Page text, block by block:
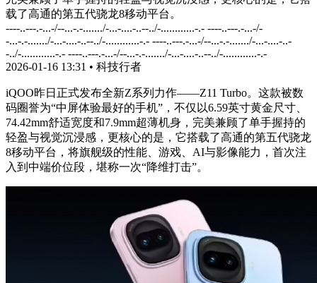
载了高通的第五代骁龙8移动平台。
----..---.-...-/--...-.-......./-...-....-..--../-............-.- ----..---.-...-/-
-...-.-......./-...-....-..--../-............-.- ----..---.-...-/--...-.-......./-...-....-..-
-../-............-.- ----..---.-...-/--...-.-......./-...-....-..--../-............-.-
2026-01-16 13:31 • 科技行者
iQOO昨日正式发布全新Z系列力作——Z11 Turbo。这款被数
码圈誉为“中屏体验最好的手机”，不仅以6.59英寸黄金尺寸、
74.42mm舒适宽度和7.9mm超薄机身，完美兼顾了单手握持的
轻盈与视觉沉浸感，更核心的是，它搭载了高通的第五代骁龙
8移动平台，将旗舰级的性能、游戏、AI与影像能力，首次注
入到中端价位段，堪称一次“降维打击”。